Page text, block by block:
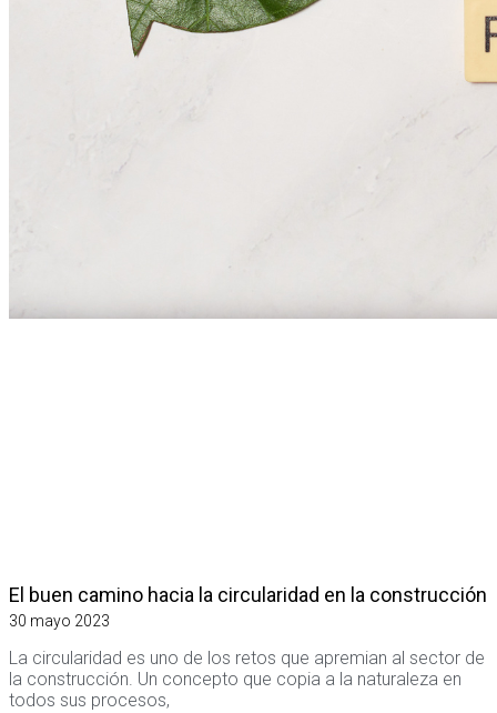
El buen camino hacia la circularidad en la construcción
30 mayo 2023
La circularidad es uno de los retos que apremian al sector de
la construcción. Un concepto que copia a la naturaleza en
todos sus procesos,